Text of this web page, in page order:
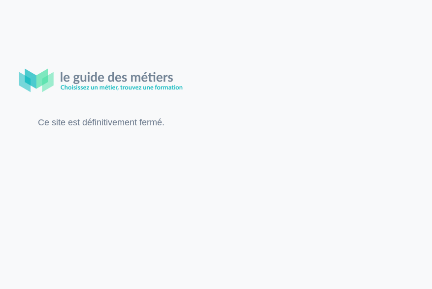
Ce site est définitivement fermé.